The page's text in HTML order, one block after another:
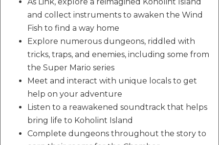
and collect instruments to awaken the Wind
Fish to find a way home
Explore numerous dungeons, riddled with
tricks, traps, and enemies, including some from
the Super Mario series
Meet and interact with unique locals to get
help on your adventure
Listen to a reawakened soundtrack that helps
bring life to Koholint Island
Complete dungeons throughout the story to